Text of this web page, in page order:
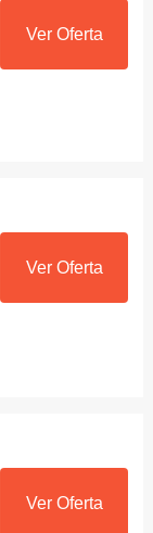
Ver Oferta
Ver Oferta
Ver Oferta